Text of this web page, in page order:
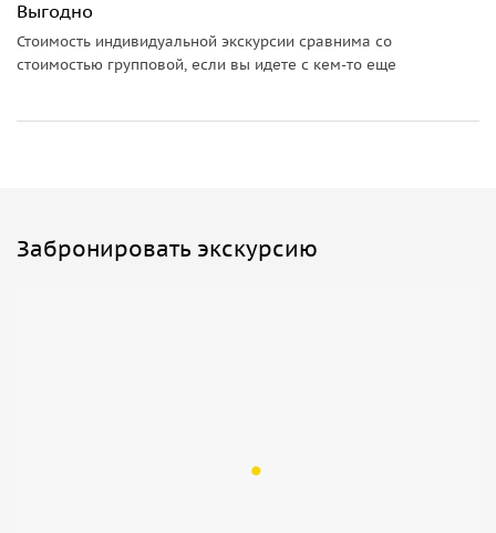
Выгодно
Стоимость индивидуальной экскурсии сравнима со
стоимостью групповой, если вы идете с кем-то еще
Забронировать экскурсию